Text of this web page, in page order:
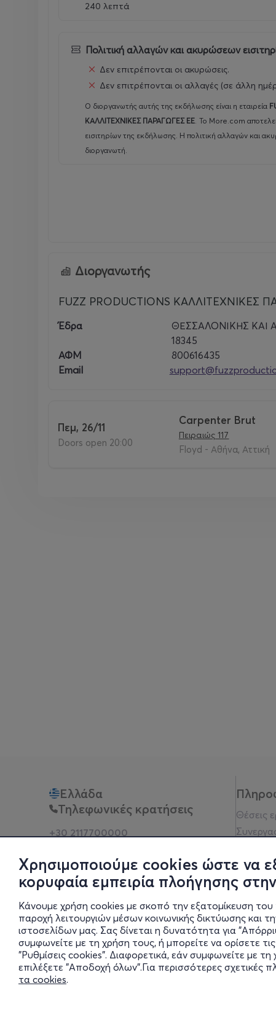
Χρησιμοποιούμε cookies ώστε να
κορυφαία εμπειρία πλοήγησης
Κάνουμε χρήση cookies με σκοπό την εξατομίκευση του
παροχή λειτουργιών μέσων κοινωνικής δικτύωσης και
ιστοσελίδων μας. Σας δίνεται η δυνατότητα για
συμφωνείτε με τη χρήση τους, ή μπορείτε να ορίσετε
"Ρυθμίσεις cookies". Διαφορετικά, εάν συμφωνείτε με
επιλέξετε "Αποδοχή όλων".Για περισσότερες σχετικές
τα cookies.
240 λεπτά
Πολιτική αλλαγών και ακυρώσεων
Δεν επιτρέπονται οι ακυρώσεις.
Δεν επιτρέπονται οι αλλαγές (σε άλλη
Ο διοργανωτής αυτής της εκδήλωσης είναι η εταιρεία
ΚΑΛΛΙΤΕΧΝΙΚΕΣ ΠΑΡΑΓΩΓΕΣ ΕΕ. Το More.com
εισιτηρίων της εκδήλωσης. Η πολιτική αλλαγών και
διοργανωτή.
Διοργανωτής
FUZZ PRODUCTIONS ΚΑΛΛΙΤΕΧΝΙΚΕΣ
Έδρα
ΘΕΣΣΑΛΟΝΙΚΗΣ ΚΑΙ
18345
ΑΦΜ 800616435
Email
Πεμ, 26/11
Doors open 20:00
Carpenter Brut
Πειραιώς 117
Floyd - Αθήνα, Αττική
Ελλάδα
Τηλεφωνικές κρατήσεις
+30 2117700000
Φυσικά σημεία
Θέσεις
Νομική
Blog
Έκθεση